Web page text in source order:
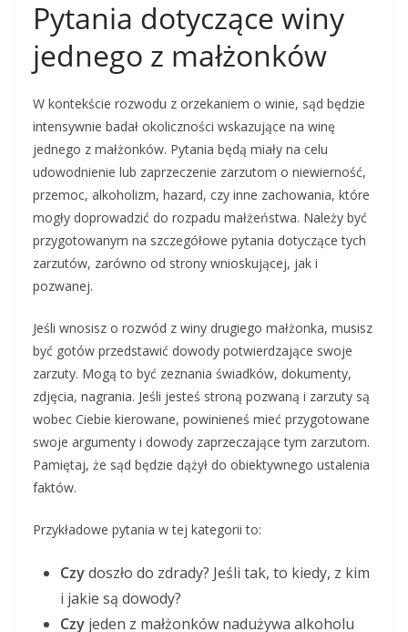
Pytania dotyczące winy
jednego z małżonków
W kontekście rozwodu z orzekaniem o winie, sąd będzie
intensywnie badał okoliczności wskazujące na winę
jednego z małżonków. Pytania będą miały na celu
udowodnienie lub zaprzeczenie zarzutom o niewierność,
przemoc, alkoholizm, hazard, czy inne zachowania, które
mogły doprowadzić do rozpadu małżeństwa. Należy być
przygotowanym na szczegółowe pytania dotyczące tych
zarzutów, zarówno od strony wnioskującej, jak i
pozwanej.
Jeśli wnosisz o rozwód z winy drugiego małżonka, musisz
być gotów przedstawić dowody potwierdzające swoje
zarzuty. Mogą to być zeznania świadków, dokumenty,
zdjęcia, nagrania. Jeśli jesteś stroną pozwaną i zarzuty są
wobec Ciebie kierowane, powinieneś mieć przygotowane
swoje argumenty i dowody zaprzeczające tym zarzutom.
Pamiętaj, że sąd będzie dążył do obiektywnego ustalenia
faktów.
Przykładowe pytania w tej kategorii to:
Czydoszło do zdrady? Jeśli tak, to kiedy, z kim
i jakie są dowody?
Czy jeden z małżonków nadużywa alkoholu